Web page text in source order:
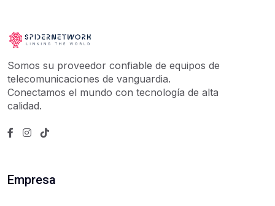
Somos su proveedor confiable de equipos de
telecomunicaciones de vanguardia.
Conectamos el mundo con tecnología de alta
calidad.
Empresa